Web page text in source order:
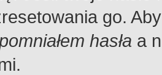
go.
hasła a